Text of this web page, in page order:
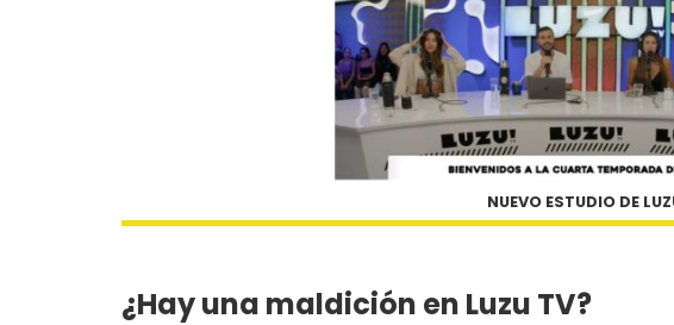
NUEVO ESTUDIO DE
¿Hay una maldición en Luzu TV?